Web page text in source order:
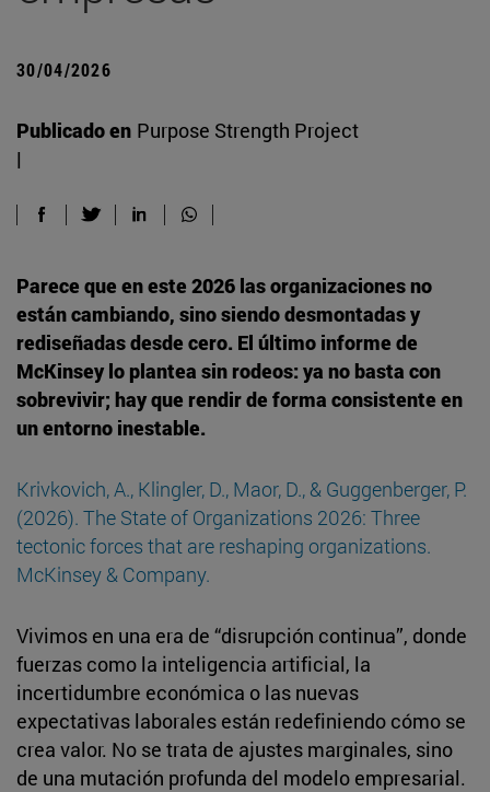
30/04/2026
Publicado en Purpose Strength Project
|
Parece que en este 2026 las organizaciones no
están cambiando, sino siendo desmontadas y
rediseñadas desde cero. El último informe de
McKinsey lo plantea sin rodeos: ya no basta con
sobrevivir; hay que rendir de forma consistente en
un entorno inestable.
Krivkovich, A., Klingler, D., Maor, D., & Guggenberger, P.
(2026). The State of Organizations 2026: Three
tectonic forces that are reshaping organizations.
McKinsey & Company.
Vivimos en una era de “disrupción continua”, donde
fuerzas como la inteligencia artificial, la
incertidumbre económica o las nuevas
expectativas laborales están redefiniendo cómo se
crea valor. No se trata de ajustes marginales, sino
de una mutación profunda del modelo empresarial.